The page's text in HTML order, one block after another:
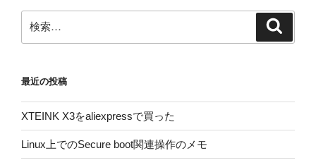
ン
索:
最近の投稿
XTEINK X3をaliexpressで買った
Linux上でのSecure boot関連操作のメモ